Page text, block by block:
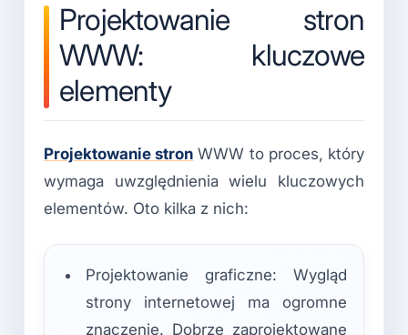
Projektowanie stron
WWW: kluczowe
elementy
Projektowanie stron WWW to proces, który
wymaga uwzględnienia wielu kluczowych
elementów. Oto kilka z nich:
Projektowanie graficzne: Wygląd
strony internetowej ma ogromne
znaczenie. Dobrze zaprojektowane